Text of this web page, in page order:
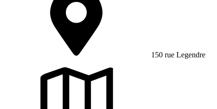
150 rue Legendre